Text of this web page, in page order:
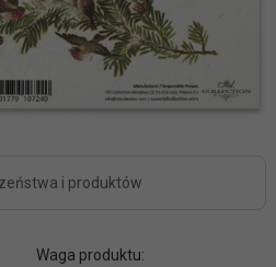
i produktów
Waga produktu: